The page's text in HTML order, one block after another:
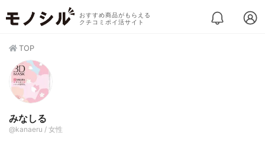
おすすめ商品がもらえる
クチコミポイ活サイト
TOP
みなしる
@kanaeru / 女性